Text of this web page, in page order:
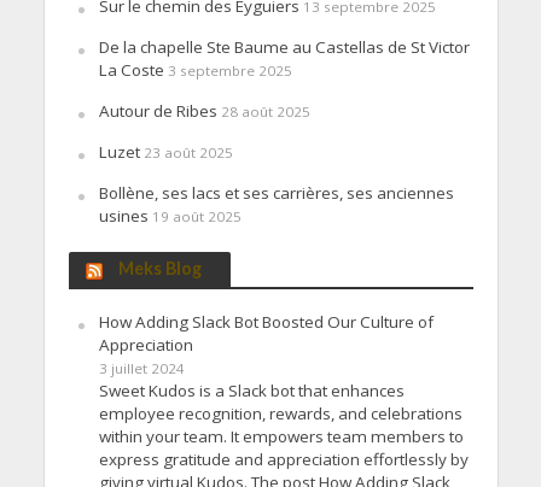
Sur le chemin des Eyguiers 13 septembre 2025
De la chapelle Ste Baume au Castellas de St Victor
La Coste 3 septembre 2025
Autour de Ribes 28 août 2025
Luzet 23 août 2025
Bollène, ses lacs et ses carrières, ses anciennes
usines 19 août 2025
Meks Blog
How Adding Slack Bot Boosted Our Culture of
Appreciation
3 juillet 2024
Sweet Kudos is a Slack bot that enhances
employee recognition, rewards, and celebrations
within your team. It empowers team members to
express gratitude and appreciation effortlessly by